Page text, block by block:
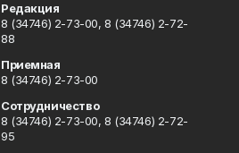
Редакция
8 (34746) 2-73-00, 8 (34746) 2-72-
88
Приемная
8 (34746) 2-73-00
Сотрудничество
8 (34746) 2-73-00, 8 (34746) 2-72-
95